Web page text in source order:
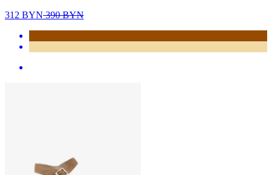
312 BYN390BYN